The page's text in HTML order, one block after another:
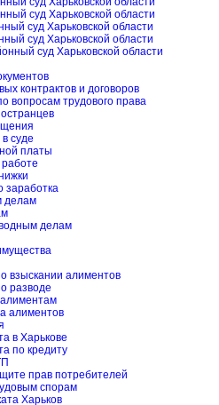
суд Харьковской области
суд Харьковской области
суд Харьковской области
суд Харьковской области
контрактов и договоров
вопросам трудового права
суде
платы
заработка
делам
делам
взыскании алиментов
разводе
алиментов
в Харькове
по кредиту
прав потребителей
спорам
Харьков